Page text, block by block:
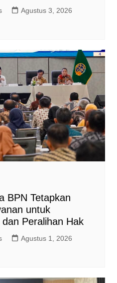
Agustus 3, 2026
BPN Tetapkan
untuk
Peralihan Hak
Agustus 1, 2026